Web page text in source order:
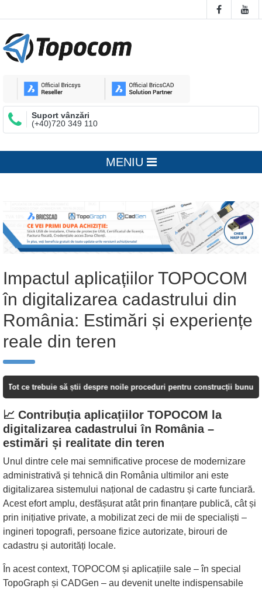
Suport vânzări
(+40)720 349 110
MENIU
Impactul aplicațiilor TOPOCOM
în digitalizarea cadastrului din
România: Estimări și experiențe
reale din teren
trebuie să știi despre noile proceduri pentru construcții bunuri viitoare
📈 Contribuția aplicațiilor TOPOCOM la
digitalizarea cadastrului în România –
estimări și realitate din teren
Unul dintre cele mai semnificative procese de modernizare
administrativă și tehnică din România ultimilor ani este
digitalizarea sistemului național de cadastru și carte funciară.
Acest efort amplu, desfășurat atât prin finanțare publică, cât și
prin inițiative private, a mobilizat zeci de mii de specialiști –
ingineri topografi, persoane fizice autorizate, birouri de
cadastru și autorități locale.
În acest context, TOPOCOM și aplicațiile sale – în special
TopoGraph și CADGen – au devenit unelte indispensabile